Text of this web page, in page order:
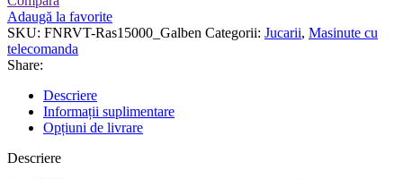
Adaugă la favorite
SKU: FNRVT-Ras15000_Galben Categorii: Jucarii, Masinute cu
telecomanda
Share:
Descriere
Informații suplimentare
Opțiuni de livrare
Descriere